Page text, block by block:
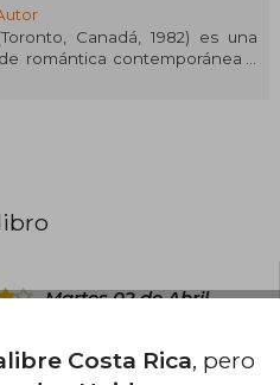
Canadá, 1982) es una
romántica contemporánea y
graduarse en Literatura Inglesa
Briar U, donde mezcla pasión,
han posicionado como una de
Martes 02 de Abril,
no vino sellado:(
Costa Rica, pero